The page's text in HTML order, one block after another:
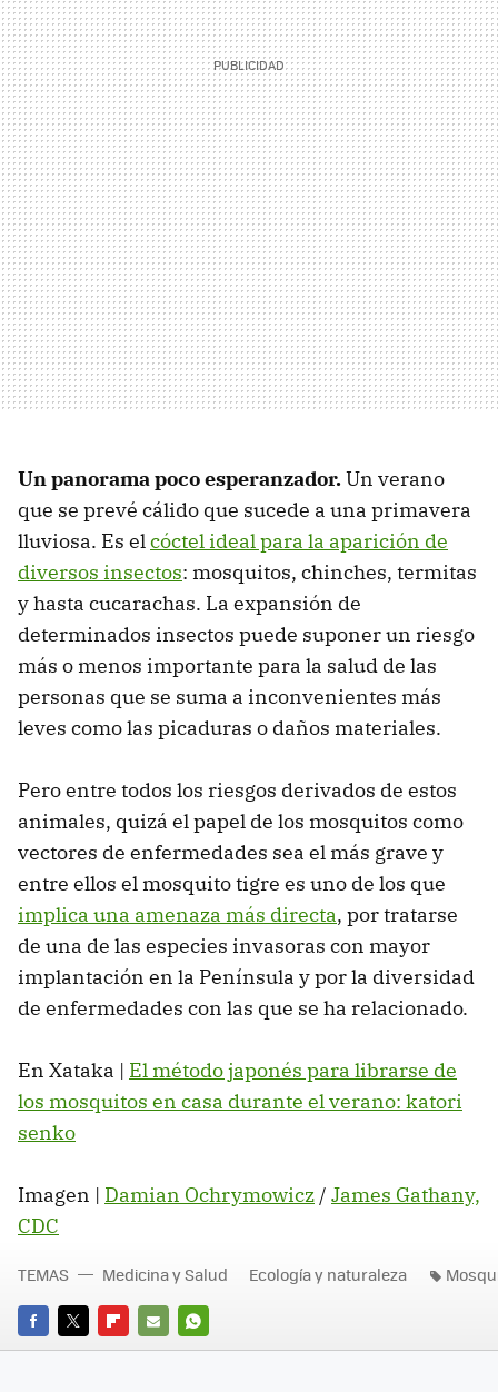
Un panorama poco esperanzador.Un verano
que se prevé cálido que sucede a una primavera
lluviosa. Es elcóctel ideal para la aparición de
diversos insectos: mosquitos, chinches, termitas
y hasta cucarachas. La expansión de
determinados insectos puede suponer un riesgo
más o menos importante para la salud de las
personas que se suma a inconvenientes más
leves como las picaduras o daños materiales.
Pero entre todos los riesgos derivados de estos
animales, quizá el papel de los mosquitos como
vectores de enfermedades sea el más grave y
entre ellos el mosquito tigre es uno de los que
implica una amenaza más directa, por tratarse
de una de las especies invasoras con mayor
implantación en la Península y por la diversidad
de enfermedades con las que se ha relacionado.
En Xataka | El método japonés para librarse de
los mosquitos en casa durante el verano: katori
senko
Imagen | Damian Ochrymowicz / James Gathany,
CDC
FACEBOOK
TWITTERFLIPBOARD
E-
WHATSAPP
TEMAS Medicina y Salud Ecología y naturaleza